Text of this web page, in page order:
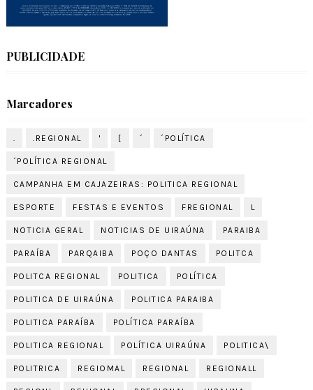
PUBLICIDADE
Marcadores
. .REGIONAL ' [ ´ ´POLÍTICA
´POLÍTICA REGIONAL
CAMPANHA EM CAJAZEIRAS: POLITICA REGIONAL
ESPORTE FESTAS E EVENTOS FREGIONAL L
NOTICIA GERAL NOTICIAS DE UIRAÚNA PARAIBA
PARAÍBA PARQAIBA POÇO DANTAS POLITCA
POLITCA REGIONAL POLITICA POLÍTICA
POLITICA DE UIRAÚNA POLITICA PARAIBA
POLITICA PARAÍBA POLÍTICA PARAÍBA
POLITICA REGIONAL POLÍTICA UIRAÚNA POLITICA\
POLITRICA REGIOMAL REGIONAL REGIONALL